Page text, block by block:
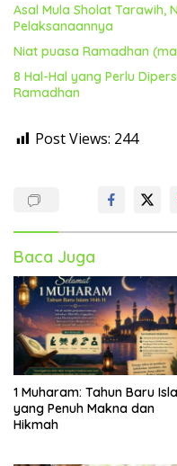
Asal Mula Sholat Tarawih,
Pelaksanaannya
Niat puasa Ramadhan
8 Hal-Hal yang Perlu
Ramadhan
Post Views: 244
Baca Juga
1 Muharam: Tahun Baru
yang Penuh Makna dan
Hikmah